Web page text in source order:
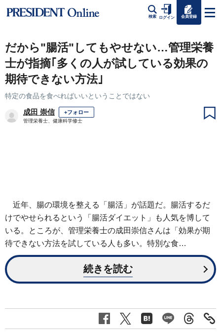
検索 ログイン 会員登録
だから"腸活"してもやせない…管理栄養
士が指摘｢多くの人が試している効果の
期待できない方法｣
特定の食品を食べればいいということではない
成田 崇信 +フォロー
管理栄養士、健康科学修士
近年、腸の環境を整える「腸活」が話題だ。腸活するだ
けでやせられるという「腸活ダイエット」も人気を博して
いる。ところが、管理栄養士の成田崇信さんは「効果が期
待できない方法を試している人も多い。特別な食…
続きを読む